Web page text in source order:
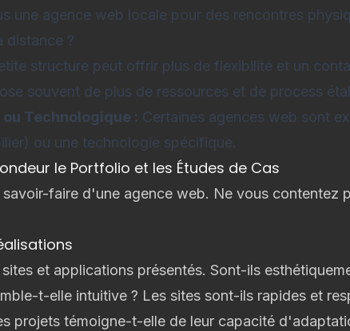
une agence web locale pour des rencontres
distance ?
structure peut offrir plus de flexibilité et un
souvent de plus de ressources et de process
Technologique : Certaines agences web sont
ou une technologie spécifique.
le Portfolio et les Études de Cas
faire d'une agence web. Ne vous contentez
et applications présentés. Sont-ils
t-elle intuitive ? Les sites sont-ils rapides et
projets témoigne-t-elle de leur capacité